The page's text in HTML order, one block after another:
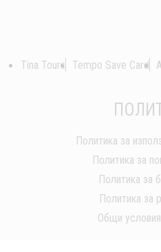
Tina Tours Tempo Save Card
Политика за
Политика за
Политика за
Политика за
Общи